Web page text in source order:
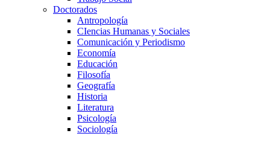
Doctorados
Antropología
CIencias Humanas y Sociales
Comunicación y Periodismo
Economía
Educación
Filosofía
Geografía
Historia
Literatura
Psicología
Sociología